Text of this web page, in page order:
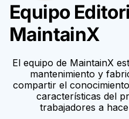
Equipo
MaintainX
El equipo de MaintainX
mantenimiento y
compartir el
características del
trabajadores a